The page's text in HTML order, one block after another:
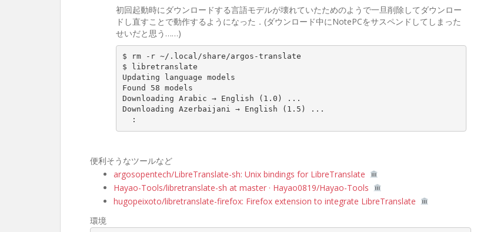
初回起動時にダウンロードする言語モデルが壊れていたためのようで一旦削除してダウンロー
ドし直すことで動作するようになった．(ダウンロード中にNotePCをサスペンドしてしまった
せいだと思う……)
$ rm -r ~/.local/share/argos-translate
$ libretranslate
Updating language models
Found 58 models
Downloading Arabic → English (1.0) ...
Downloading Azerbaijani → English (1.5) ...
  :
便利そうなツールなど
argosopentech/LibreTranslate-sh: Unix bindings for LibreTranslate
Hayao-Tools/libretranslate-sh at master · Hayao0819/Hayao-Tools
hugopeixoto/libretranslate-firefox: Firefox extension to integrate LibreTranslate
環境